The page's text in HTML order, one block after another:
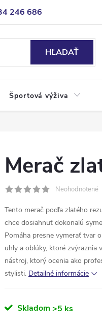
246 686
HĽADAŤ
Športová výživa
Merač
Neohodnotené
Tento merač podľa zlatého
chce dosiahnuť dokonalú
Pomáha presne vymerať tvar
uhly a oblúky, ktoré zvýraznia
nástroj, ktorý ocenia ako
stylisti. Detailné informácie
Skladom >5 ks